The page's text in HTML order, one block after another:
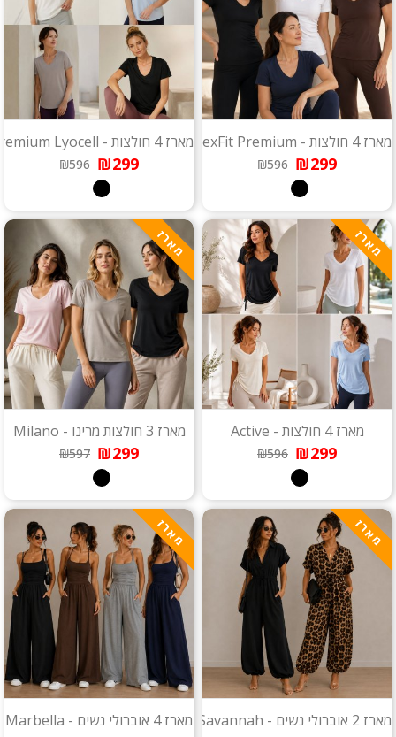
מארז 4 חולצות - FlexFit Premium
₪299
₪596
מארז 4 חולצות - Premium Lyocell
₪299
₪596
מארז
מארז 4 חולצות - Active
₪299
₪596
מארז
מארז 3 חולצות מרינו - Milano
₪299
₪597
מארז
מארז 2 אוברולי נשים - Savannah
מארז
מארז 4 אוברולי נשים - Marbella